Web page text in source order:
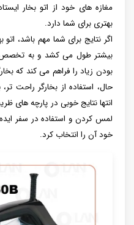
مغازه های خود از اتو بخار
بهتری برای شما دارد.
اگر نتایج برای شما مهم باشد،
بیشتر طول می کشد و به تخصص
بودن زیاد را فراهم می کند که
حال، استفاده از بخارگر راحت‌
انتها نتایج خوبی در پارچه‌ های
لمس کردن و استفاده در سفر
خود آن را انتخاب کرد.